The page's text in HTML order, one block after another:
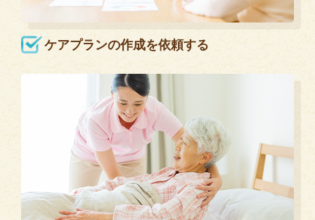
ケアプランの作成を依頼する